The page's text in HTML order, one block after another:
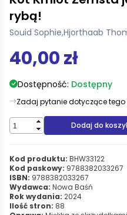
rybą!
Souid Sophie,Hjorthaab
40,00 zł
Dostępność: Dostępny
Zadaj pytanie dotyczące tego
Dodaj do
Kod produktu: BHW33122
Kod paskowy: 9788382033267
ISBN: 9788382033267
Wydawca: Nowa Baśń
Rok wydania: 2024
Ilość stron: 88